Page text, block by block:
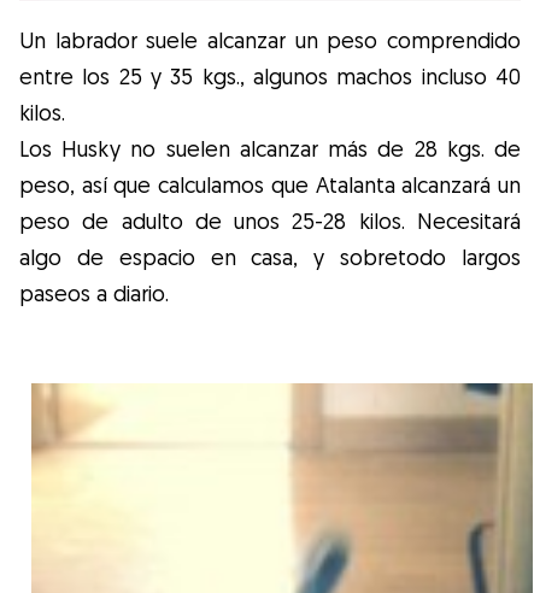
Un labrador suele alcanzar un peso comprendido
entre los 25 y 35 kgs., algunos machos incluso 40
kilos.
Los Husky no suelen alcanzar más de 28 kgs. de
peso, así que calculamos que Atalanta alcanzará un
peso de adulto de unos 25-28 kilos. Necesitará
algo de espacio en casa, y sobretodo largos
paseos a diario.